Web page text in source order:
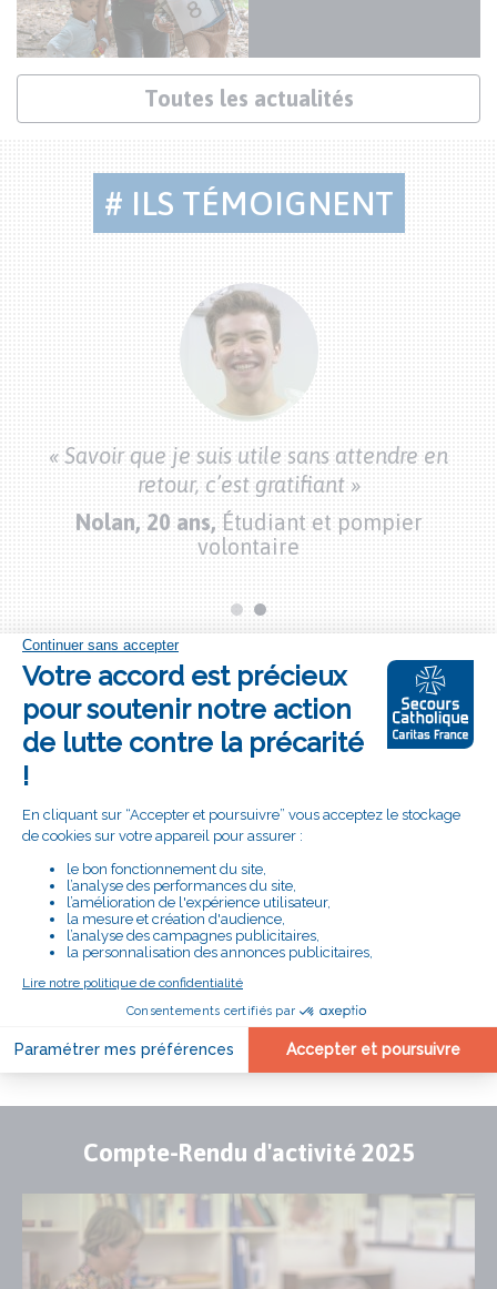
Toutes les actualités
# ILS TÉMOIGNENT
« Savoir que je suis utile sans attendre en
retour, c’est gratifiant »
Nolan, 20 ans, Étudiant et pompier
volontaire
Bouton
"je
m'engage"
S'engager à nos côtés
# LE SECOURS CATHOLIQUE
DÉLÉGATION DES YVELINES
Adresse 24ter rue du Maréchal Joffre
78000 VERSAILLES
Numéro
de
01 75 45 88 09
EN SAVOIR PLUS
PublicationCompte-Rendu d'activité 2025
de
couverture